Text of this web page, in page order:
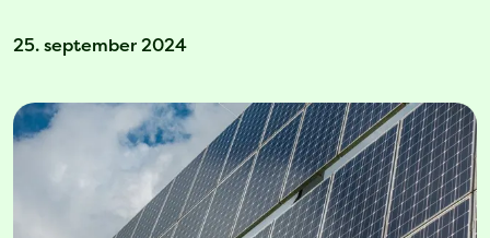
25. september 2024